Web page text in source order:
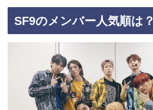
SF9のメンバー人気順は？